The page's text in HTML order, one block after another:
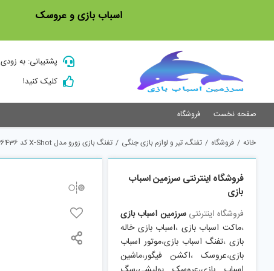
اسباب بازی و عروسک
پشتیبانی: به زودی
کلیک کنید!
صفحه نخست فروشگاه
خانه / فروشگاه / تفنگ، تیر و لوازم بازی جنگی / تفنگ بازی زورو مدل X-Shot کد 36436
فروشگاه اینترنتی سرزمین اسباب
بازی
فروشگاه اینترنتیسرزمین اسباب بازی
،ماکت اسباب بازی ،اسباب بازی خاله
بازی،تفنگ اسباب بازی،موتور اسباب
بازی،عروسک،اکشن فیگور،ماشین